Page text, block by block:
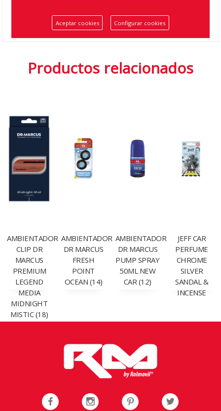
Productos relacionados
AMBIENTADOR
CLIP DR
MARCUS
PREMIUM
LEGEND
MEDIA
MIDNIGHT
MISTIC (18)
AMBIENTADOR
DR MARCUS
FRESH
POINT
OCEAN (14)
AMBIENTADOR
DR MARCUS
PUMP SPRAY
50ML NEW
CAR (12)
JEFF CAR
PERFUME
CHROME
SILVER
SANDAL &
INCENSE
Aceptar cookies Configurar cookies